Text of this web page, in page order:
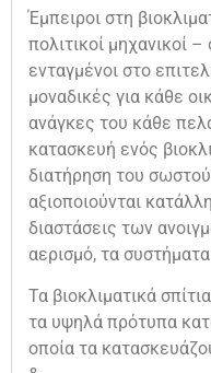
Έμπειροι στη
πολιτικοί μηχανικοί
ενταγμένοι στο
μοναδικές για κάθε
ανάγκες του κάθε
κατασκευή ενός
διατήρηση του
αξιοποιούνται
διαστάσεις των
αερισμό, τα
Τα βιοκλιματικά
τα υψηλά πρότυπα
οποία τα